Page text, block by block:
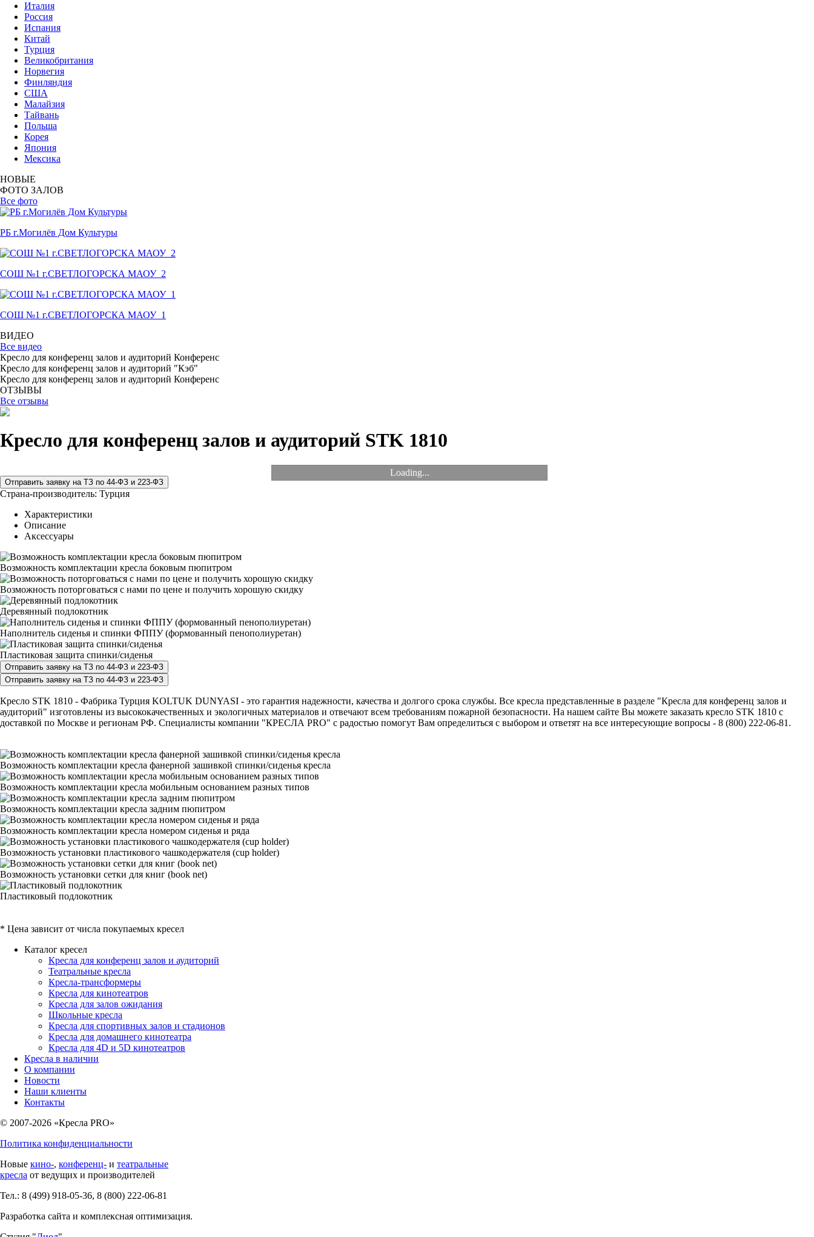
Италия
Россия
Испания
Китай
Турция
Великобритания
Норвегия
Финляндия
США
Малайзия
Тайвань
Польша
Корея
Япония
Мексика
НОВЫЕ
ФОТО ЗАЛОВ
Все фото
РБ г.Могилёв Дом Культуры
СОШ №1 г.СВЕТЛОГОРСКА МАОУ_2
СОШ №1 г.СВЕТЛОГОРСКА МАОУ_1
ВИДЕО
Все видео
Кресло для конференц залов и аудиторий Конференс
Кресло для конференц залов и аудиторий "Кэб"
Кресло для конференц залов и аудиторий Конференс
ОТЗЫВЫ
Все отзывы
Кресло для конференц залов и аудиторий STK 1810
Loading...
Страна-производитель: Турция
Характеристики
Описание
Аксессуары
Возможность комплектации кресла боковым пюпитром
Возможность поторговаться с нами по цене и получить хорошую скидку
Деревянный подлокотник
Наполнитель сиденья и спинки ФППУ (формованный пенополиуретан)
Пластиковая защита спинки/сиденья
Кресло STK 1810 - Фабрика Турция KOLTUK DUNYASI - это гарантия надежности, качества и долгого срока службы. Все кресла представленные в разделе "Кресла для конференц залов и
аудиторий" изготовлены из высококачественных и экологичных материалов и отвечают всем требованиям пожарной безопасности. На нашем сайте Вы можете заказать кресло STK 1810 с
доставкой по Москве и регионам РФ. Специалисты компании "КРЕСЛА PRO" с радостью помогут Вам определиться с выбором и ответят на все интересующие вопросы - 8 (800) 222-06-81.
Возможность комплектации кресла фанерной зашивкой спинки/сиденья кресла
Возможность комплектации кресла мобильным основанием разных типов
Возможность комплектации кресла задним пюпитром
Возможность комплектации кресла номером сиденья и ряда
Возможность установки пластикового чашкодержателя (cup holder)
Возможность установки сетки для книг (book net)
Пластиковый подлокотник
* Цена зависит от числа покупаемых кресел
Каталог кресел
Кресла для конференц залов и аудиторий
Театральные кресла
Кресла-трансформеры
Кресла для кинотеатров
Кресла для залов ожидания
Школьные кресла
Кресла для спортивных залов и стадионов
Кресла для домашнего кинотеатра
Кресла для 4D и 5D кинотеатров
Кресла в наличии
О компании
Новости
Наши клиенты
Контакты
© 2007-2026 «Кресла PRO»
Политика конфиденциальности
Новые кино-, конференц- и театральные
кресла от ведущих и производителей
Тел.: 8 (499) 918-05-36, 8 (800) 222-06-81
Разработка сайта и комплексная оптимизация.